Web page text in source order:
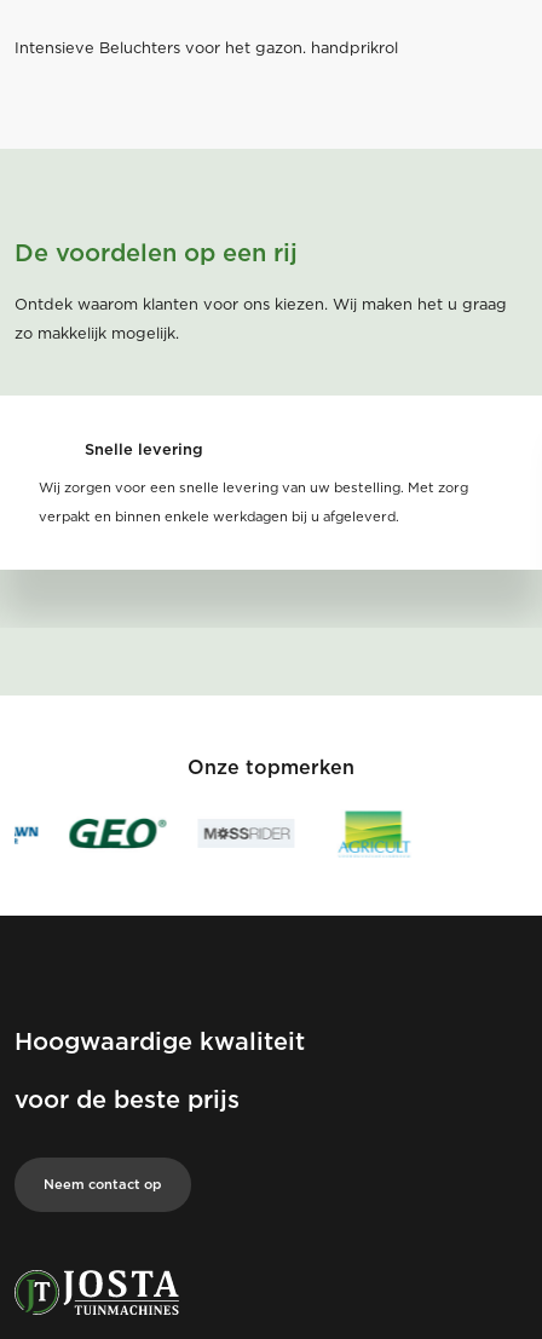
Intensieve Beluchters voor het gazon. handprikrol
De voordelen op een rij
Ontdek waarom klanten voor ons kiezen. Wij maken het u graag
zo makkelijk mogelijk.
Snelle levering
Wij zorgen voor een snelle levering van uw bestelling. Met zorg
verpakt en binnen enkele werkdagen bij u afgeleverd.
Onze topmerken
Hoogwaardige kwaliteit
voor de beste prijs
Neem contact op